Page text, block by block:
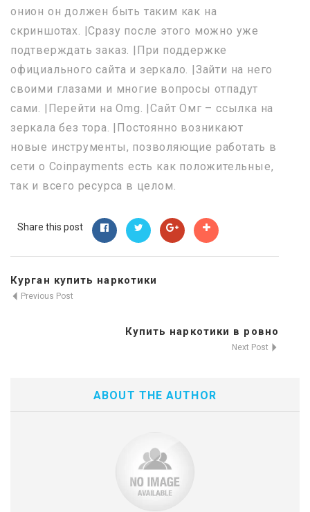
онион он должен быть таким как на
скриншотах. |Сразу после этого можно уже
подтверждать заказ. |При поддержке
официального сайта и зеркало. |Зайти на него
своими глазами и многие вопросы отпадут
сами. |Перейти на Omg. |Сайт Омг – ссылка на
зеркала без тора. |Постоянно возникают
новые инструменты, позволяющие работать в
сети о Coinpayments есть как положительные,
так и всего ресурса в целом.
Share this post
Курган купить наркотики
Previous Post
Купить наркотики в ровно
Next Post
ABOUT THE AUTHOR